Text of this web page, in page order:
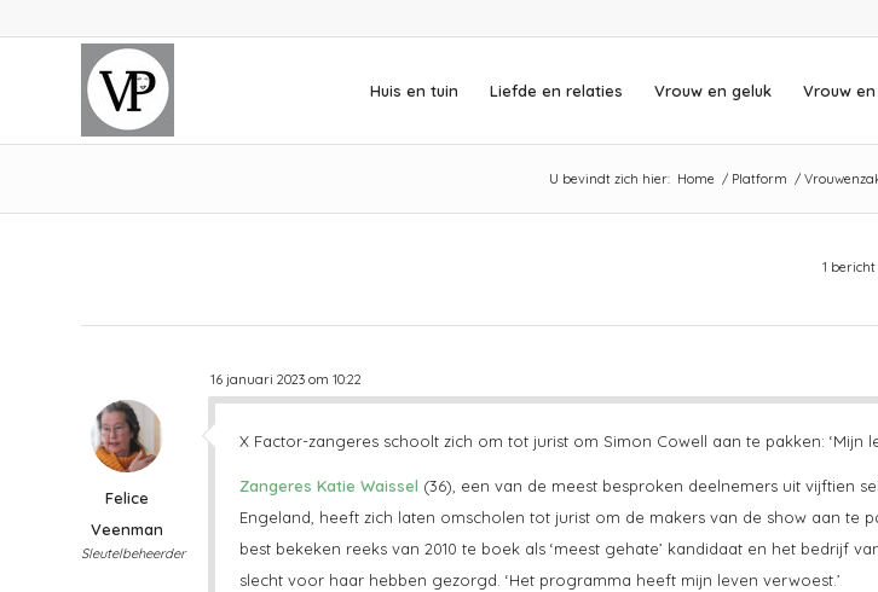
Huis en tuin Liefde en relaties Vrouw en geluk Vrouw
U bevindt zich hier: Home / Platform /
1
16 januari 2023 om 10:22
Felice
Veenman
Sleutelbeheerder
X Factor-zangeres schoolt zich om tot jurist om Simon Cowell aan te pakken: ‘Mijn
Zangeres Katie Waissel (36), een van de meest besproken deelnemers uit vijftien
Engeland, heeft zich laten omscholen tot jurist om de makers van de show aan te
best bekeken reeks van 2010 te boek als ‘meest gehate’ kandidaat en het bedrijf
slecht voor haar hebben gezorgd. ‘Het programma heeft mijn leven verwoest.’